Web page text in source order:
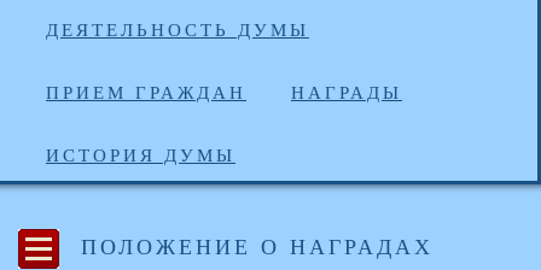
ДЕЯТЕЛЬНОСТЬ ДУМЫ
ПРИЕМ ГРАЖДАН НАГРАДЫ
ИСТОРИЯ ДУМЫ
ПОЛОЖЕНИЕ О НАГРАДАХ